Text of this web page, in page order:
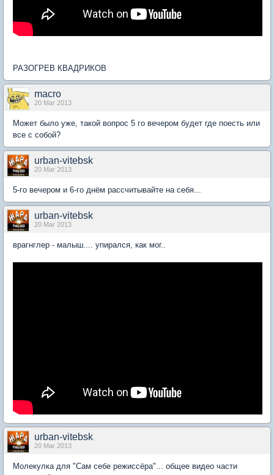
РАЗОГРЕВ КВАДРИКОВ
macro
20 Mar 2013
Может было уже, такой вопрос 5 го вечером будет где поесть или
все с собой?
urban-vitebsk
20 Mar 2013
5-го вечером и 6-го днём рассчитывайте на себя...
urban-vitebsk
20 Mar 2013
врагнглер - малыш.... упирался, как мог..
urban-vitebsk
20 Mar 2013
Молекулка для "Сам себе режиссёра"... общее видео части